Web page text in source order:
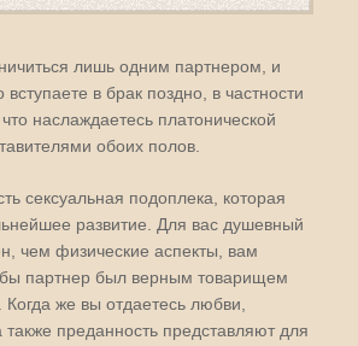
лишь одним партнером, и
вступаете в брак поздно, в частности
что наслаждаетесь платонической
обоих полов.
сексуальная подоплека, которая
развитие. Для вас душевный
чем физические аспекты, вам
партнер был верным товарищем
же вы отдаетесь любви,
также преданность представляют для